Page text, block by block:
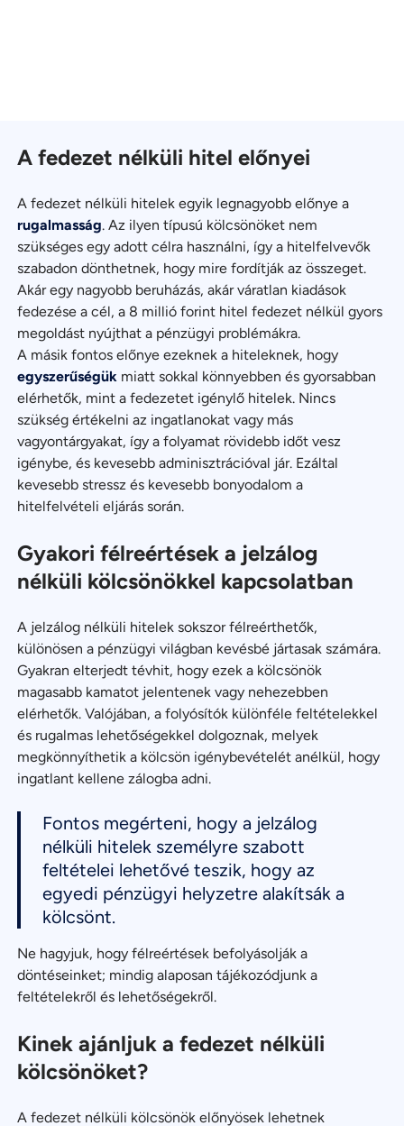
A fedezet nélküli hitel előnyei
A fedezet nélküli hitelek egyik legnagyobb előnye a
rugalmasság. Az ilyen típusú kölcsönöket nem
szükséges egy adott célra használni, így a hitelfelvevők
szabadon dönthetnek, hogy mire fordítják az összeget.
Akár egy nagyobb beruházás, akár váratlan kiadások
fedezése a cél, a 8 millió forint hitel fedezet nélkül gyors
megoldást nyújthat a pénzügyi problémákra.
A másik fontos előnye ezeknek a hiteleknek, hogy
egyszerűségük miatt sokkal könnyebben és gyorsabban
elérhetők, mint a fedezetet igénylő hitelek. Nincs
szükség értékelni az ingatlanokat vagy más
vagyontárgyakat, így a folyamat rövidebb időt vesz
igénybe, és kevesebb adminisztrációval jár. Ezáltal
kevesebb stressz és kevesebb bonyodalom a
hitelfelvételi eljárás során.
Gyakori félreértések a jelzálog
nélküli kölcsönökkel kapcsolatban
A jelzálog nélküli hitelek sokszor félreérthetők,
különösen a pénzügyi világban kevésbé jártasak számára.
Gyakran elterjedt tévhit, hogy ezek a kölcsönök
magasabb kamatot jelentenek vagy nehezebben
elérhetők. Valójában, a folyósítók különféle feltételekkel
és rugalmas lehetőségekkel dolgoznak, melyek
megkönnyíthetik a kölcsön igénybevételét anélkül, hogy
ingatlant kellene zálogba adni.
Fontos megérteni, hogy a jelzálog
nélküli hitelek személyre szabott
feltételei lehetővé teszik, hogy az
egyedi pénzügyi helyzetre alakítsák a
kölcsönt.
Ne hagyjuk, hogy félreértések befolyásolják a
döntéseinket; mindig alaposan tájékozódjunk a
feltételekről és lehetőségekről.
Kinek ajánljuk a fedezet nélküli
kölcsönöket?
A fedezet nélküli kölcsönök előnyösek lehetnek